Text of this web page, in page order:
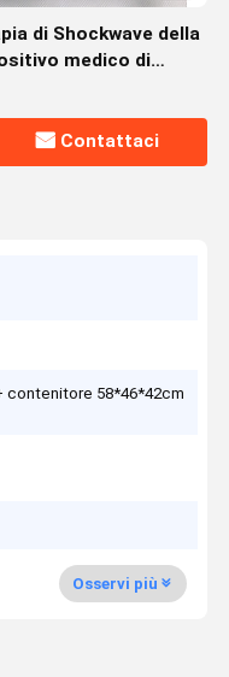
di Shockwave della
medico di
Contattaci
contenitore 58*46*42cm
Osservi più